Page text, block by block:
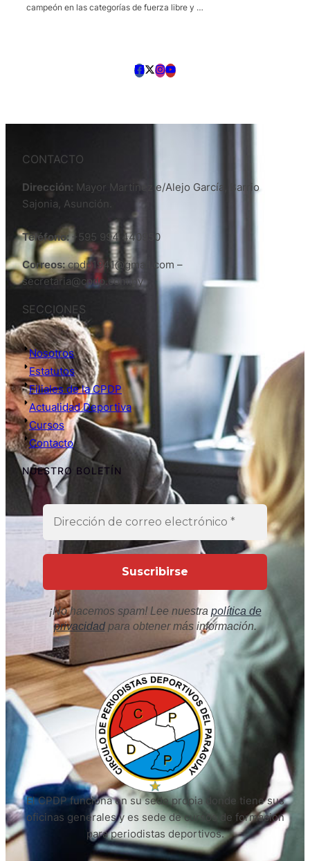
campeón en las categorías de fuerza libre y …
CONTACTO
Dirección: Mayor Martinez e/Alejo García, Barrio
Sajonia, Asunción.
Teléfono:+595 994 440950
Correos:cpdp1941@gmail.com –
secretaria@cpdp.com.py
SECCIONES
Nosotros
Estatutos
Filiales de la CPDP
Actualidad Deportiva
Cursos
Contacto
NUESTRO BOLETÍN
¡No hacemos spam! Lee nuestra política de
privacidadpara obtener más información.
El CPDP funciona en su sede propia donde tiene sus
oficinas generales y es sede de cursos de formación
para periodistas deportivos.